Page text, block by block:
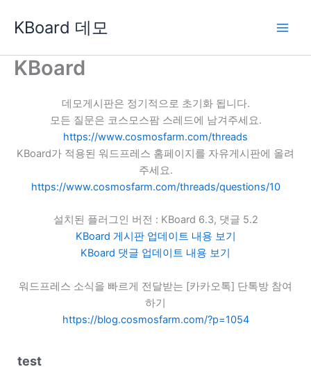
로
KBoard 데모
KBoard
데모게시판은 정기적으로 초기화 됩니다.
모든 질문은 코스모스팜 스레드에 남겨주세요.
https://www.cosmosfarm.com/threads
KBoard가 적용된 워드프레스 홈페이지를 자유게시판에 올려
주세요.
https://www.cosmosfarm.com/threads/questions/10
설치된 플러그인 버전 : KBoard 6.3, 댓글 5.2
KBoard 게시판 업데이트 내용 보기
KBoard 댓글 업데이트 내용 보기
워드프레스 소식을 빠르게 전달받는 [카카오톡] 단톡방 참여
하기
https://blog.cosmosfarm.com/?p=1054
test